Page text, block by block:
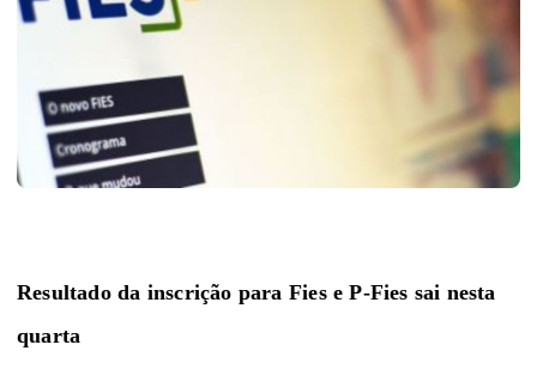
Resultado da inscrição para Fies e P-Fies sai nesta
quarta